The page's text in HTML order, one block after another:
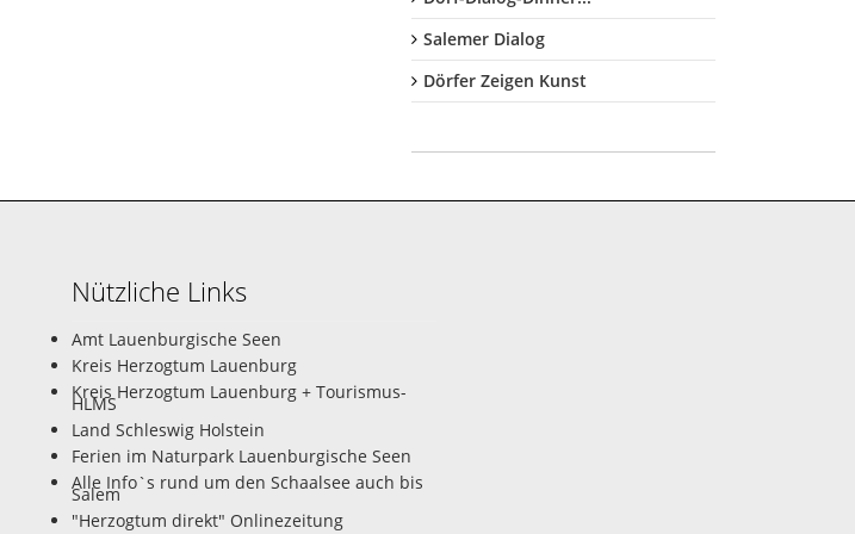
Salemer Dialog
Dörfer Zeigen Kunst
Nützliche Links
Amt Lauenburgische Seen
Kreis Herzogtum Lauenburg
Kreis Herzogtum Lauenburg + Tourismus-
HLMS
Land Schleswig Holstein
Ferien im Naturpark Lauenburgische Seen
Alle Info`s rund um den Schaalsee auch bis
Salem
"Herzogtum direkt" Onlinezeitung